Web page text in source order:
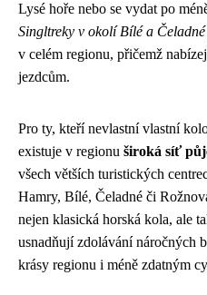
Lysé hoře nebo se vydat po
Singltreky v okolí Bílé a Čeladné
v celém regionu, přičemž
jezdcům.
Pro ty, kteří nevlastní vlastní
existuje v regionu široká síť
všech větších turistických
Hamry, Bílé, Čeladné či
nejen klasická horská kola, ale
usnadňují zdolávání náročných
krásy regionu i méně zdatným